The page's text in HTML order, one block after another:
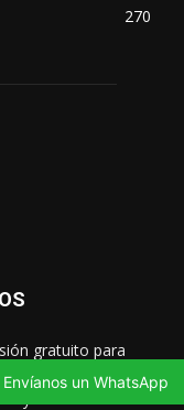
270
gratuito para
noticias de artes
y contenido valioso
Envíanos un WhatsApp